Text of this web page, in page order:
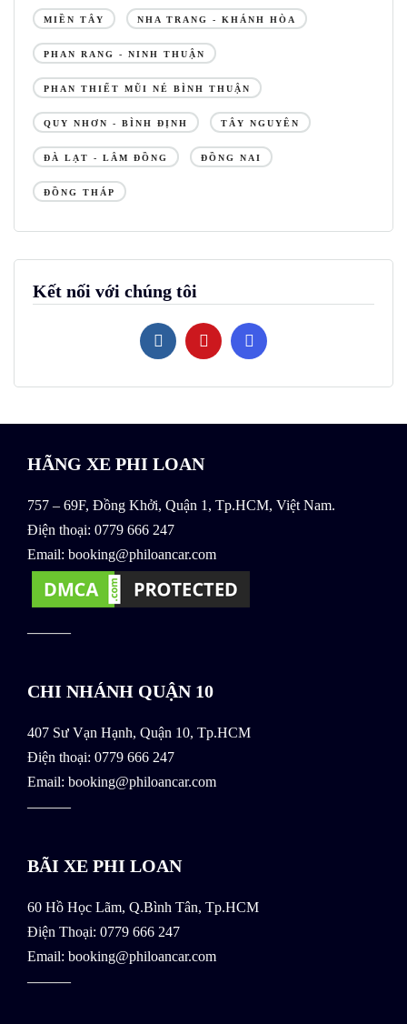
MIỀN TÂY NHA TRANG - KHÁNH HÒA
PHAN RANG - NINH THUẬN
PHAN THIẾT MŨI NÉ BÌNH THUẬN
QUY NHƠN - BÌNH ĐỊNH TÂY NGUYÊN
ĐÀ LẠT - LÂM ĐỒNG ĐỒNG NAI
ĐỒNG THÁP
Kết nối với chúng tôi
HÃNG XE PHI LOAN
757 – 69F, Đồng Khởi, Quận 1, Tp.HCM, Việt Nam.
Điện thoại: 0779 666 247
Email: booking@philoancar.com
———
CHI NHÁNH QUẬN 10
407 Sư Vạn Hạnh, Quận 10, Tp.HCM
Điện thoại: 0779 666 247
Email: booking@philoancar.com
———
BÃI XE PHI LOAN
60 Hồ Học Lãm, Q.Bình Tân, Tp.HCM
Điện Thoại: 0779 666 247
Email: booking@philoancar.com
———